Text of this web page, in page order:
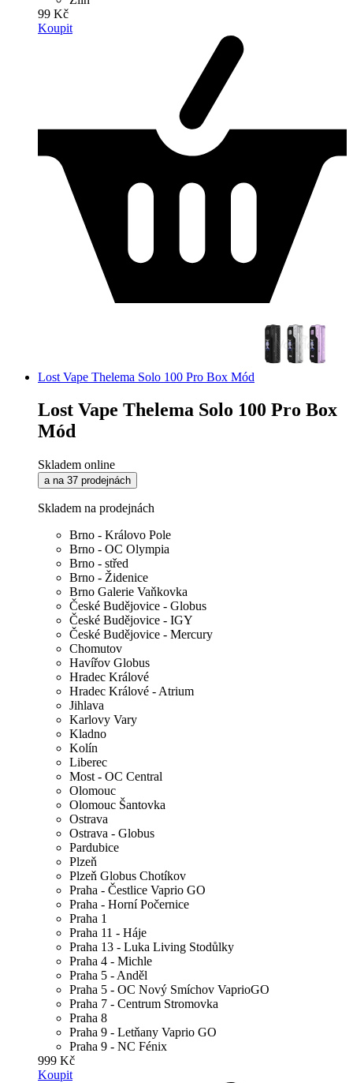
99 Kč
Koupit
Lost Vape Thelema Solo 100 Pro Box Mód
Lost Vape Thelema Solo 100 Pro Box
Mód
Skladem online
a na 37 prodejnách
Skladem na prodejnách
Brno - Královo Pole
Brno - OC Olympia
Brno - střed
Brno - Židenice
Brno Galerie Vaňkovka
České Budějovice - Globus
České Budějovice - IGY
České Budějovice - Mercury
Chomutov
Havířov Globus
Hradec Králové
Hradec Králové - Atrium
Jihlava
Karlovy Vary
Kladno
Kolín
Liberec
Most - OC Central
Olomouc
Olomouc Šantovka
Ostrava
Ostrava - Globus
Pardubice
Plzeň
Plzeň Globus Chotíkov
Praha - Čestlice Vaprio GO
Praha - Horní Počernice
Praha 1
Praha 11 - Háje
Praha 13 - Luka Living Stodůlky
Praha 4 - Michle
Praha 5 - Anděl
Praha 5 - OC Nový Smíchov VaprioGO
Praha 7 - Centrum Stromovka
Praha 8
Praha 9 - Letňany Vaprio GO
Praha 9 - NC Fénix
999 Kč
Koupit